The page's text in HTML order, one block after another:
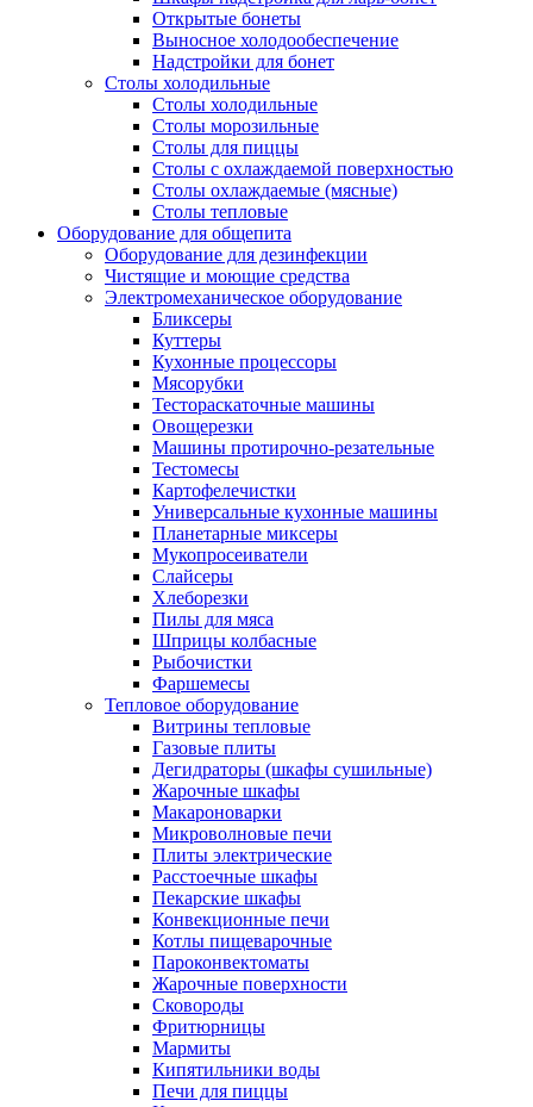
Открытые бонеты
Выносное холодообеспечение
Надстройки для бонет
Столы холодильные
Столы холодильные
Столы морозильные
Столы для пиццы
Столы с охлаждаемой поверхностью
Столы охлаждаемые (мясные)
Столы тепловые
Оборудование для общепита
Оборудование для дезинфекции
Чистящие и моющие средства
Электромеханическое оборудование
Бликсеры
Куттеры
Кухонные процессоры
Мясорубки
Тестораскаточные машины
Овощерезки
Машины протирочно-резательные
Тестомесы
Картофелечистки
Универсальные кухонные машины
Планетарные миксеры
Мукопросеиватели
Слайсеры
Хлеборезки
Пилы для мяса
Шприцы колбасные
Рыбочистки
Фаршемесы
Тепловое оборудование
Витрины тепловые
Газовые плиты
Дегидраторы (шкафы сушильные)
Жарочные шкафы
Макароноварки
Микроволновые печи
Плиты электрические
Расстоечные шкафы
Пекарские шкафы
Конвекционные печи
Котлы пищеварочные
Пароконвектоматы
Жарочные поверхности
Сковороды
Фритюрницы
Мармиты
Кипятильники воды
Печи для пиццы